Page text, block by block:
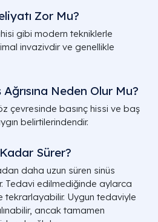
Zor Mu?
gibi modern tekniklerle
invazivdir ve genellikle
Neden Olur Mu?
çevresinde basınç hissi ve baş
belirtilerindendir.
Sürer?
daha uzun süren sinüs
Tedavi edilmediğinde aylarca
tekrarlayabilir. Uygun tedaviyle
ancak tamamen